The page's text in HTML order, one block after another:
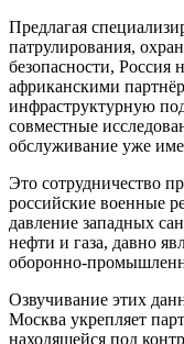
Предлагая
патрулирования,
безопасности, Россия
африканскими
инфраструктурную
совместные
обслуживание уже
Это сотрудничество
российские военные
давление западных
нефти и газа, давно
оборонно-
Озвучивание этих
Москва укрепляет
находящейся под